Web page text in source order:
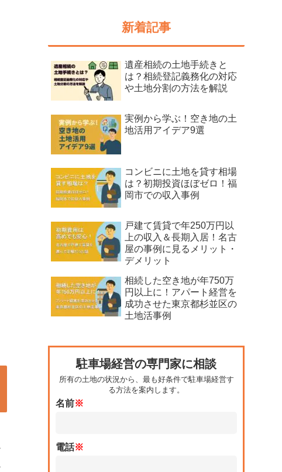
新着記事
遺産相続の土地手続きと
は？相続登記義務化の対応
や土地分割の方法を解説
実例から学ぶ！空き地の土
地活用アイデア9選
コンビニに土地を貸す相場
は？初期投資ほぼゼロ！福
岡市での収入事例
戸建て賃貸で年250万円以
上の収入＆長期入居！名古
屋の事例に見るメリット・
デメリット
相続した空き地が年750万
円以上に！アパート経営を
成功させた東京都杉並区の
土地活事例
駐車場経営の専門家に相談
所有の土地の状況から、最も好条件で駐車場経営す
る方法を案内します。
名前※
電話※